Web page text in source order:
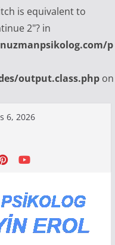
is equivalent to
2"? in
p
output.class.php on
6, 2026